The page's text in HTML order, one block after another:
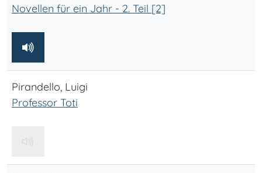
Novellen für ein Jahr - 2. Teil [2]
Pirandello, Luigi
Professor Toti